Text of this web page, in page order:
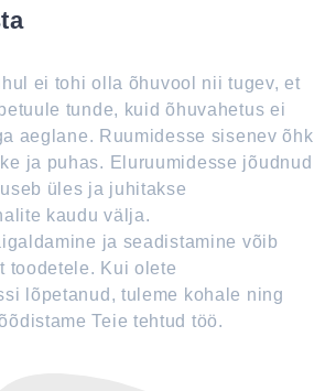
ei tohi olla õhuvool nii tugev, et
tunde, kuid õhuvahetus ei
aeglane. Ruumidesse sisenev õhk
ja puhas. Eluruumidesse jõudnud
üles ja juhitakse
kaudu välja.
ja seadistamine võib
toodetele. Kui olete
lõpetanud, tuleme kohale ning
Teie tehtud töö.